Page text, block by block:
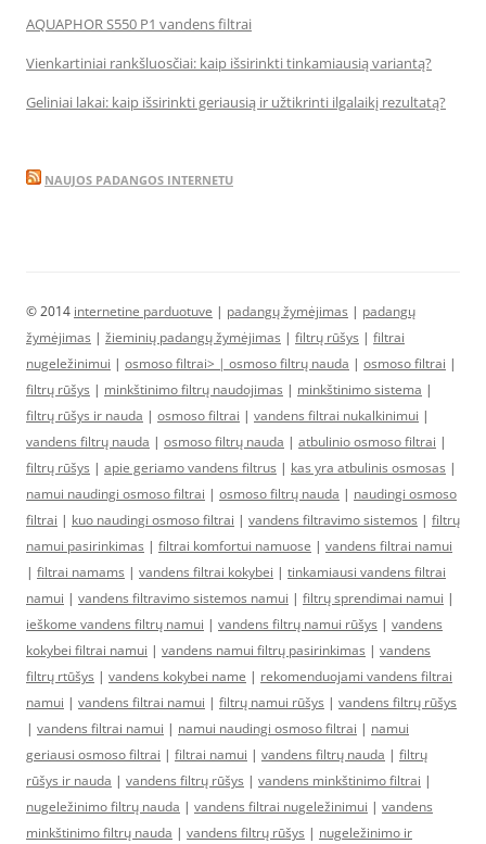
AQUAPHOR S550 P1 vandens filtrai
Vienkartiniai rankšluosčiai: kaip išsirinkti tinkamiausią variantą?
Geliniai lakai: kaip išsirinkti geriausią ir užtikrinti ilgalaikį rezultatą?
NAUJOS PADANGOS INTERNETU
© 2014 internetine parduotuve | padangų žymėjimas | padangų
žymėjimas | žieminių padangų žymėjimas | filtrų rūšys | filtrai
nugeležinimui | osmoso filtrai> | osmoso filtrų nauda | osmoso filtrai |
filtrų rūšys | minkštinimo filtrų naudojimas | minkštinimo sistema |
filtrų rūšys ir nauda | osmoso filtrai | vandens filtrai nukalkinimui |
vandens filtrų nauda | osmoso filtrų nauda | atbulinio osmoso filtrai |
filtrų rūšys | apie geriamo vandens filtrus | kas yra atbulinis osmosas |
namui naudingi osmoso filtrai | osmoso filtrų nauda | naudingi osmoso
filtrai | kuo naudingi osmoso filtrai | vandens filtravimo sistemos | filtrų
namui pasirinkimas | filtrai komfortui namuose | vandens filtrai namui
| filtrai namams | vandens filtrai kokybei | tinkamiausi vandens filtrai
namui | vandens filtravimo sistemos namui | filtrų sprendimai namui |
ieškome vandens filtrų namui | vandens filtrų namui rūšys | vandens
kokybei filtrai namui | vandens namui filtrų pasirinkimas | vandens
filtrų rtūšys | vandens kokybei name | rekomenduojami vandens filtrai
namui | vandens filtrai namui | filtrų namui rūšys | vandens filtrų rūšys
| vandens filtrai namui | namui naudingi osmoso filtrai | namui
geriausi osmoso filtrai | filtrai namui | vandens filtrų nauda | filtrų
rūšys ir nauda | vandens filtrų rūšys | vandens minkštinimo filtrai |
nugeležinimo filtrų nauda | vandens filtrai nugeležinimui | vandens
minkštinimo filtrų nauda | vandens filtrų rūšys | nugeležinimo ir